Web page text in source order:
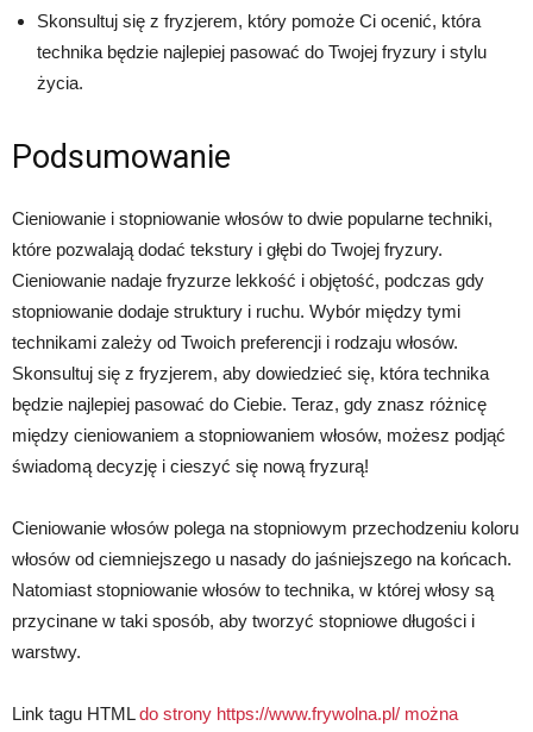
Skonsultuj się z fryzjerem, który pomoże Ci ocenić, która
technika będzie najlepiej pasować do Twojej fryzury i stylu
życia.
Podsumowanie
Cieniowanie i stopniowanie włosów to dwie popularne techniki,
które pozwalają dodać tekstury i głębi do Twojej fryzury.
Cieniowanie nadaje fryzurze lekkość i objętość, podczas gdy
stopniowanie dodaje struktury i ruchu. Wybór między tymi
technikami zależy od Twoich preferencji i rodzaju włosów.
Skonsultuj się z fryzjerem, aby dowiedzieć się, która technika
będzie najlepiej pasować do Ciebie. Teraz, gdy znasz różnicę
między cieniowaniem a stopniowaniem włosów, możesz podjąć
świadomą decyzję i cieszyć się nową fryzurą!
Cieniowanie włosów polega na stopniowym przechodzeniu koloru
włosów od ciemniejszego u nasady do jaśniejszego na końcach.
Natomiast stopniowanie włosów to technika, w której włosy są
przycinane w taki sposób, aby tworzyć stopniowe długości i
warstwy.
Link tagu HTMLdo strony https://www.frywolna.pl/ można